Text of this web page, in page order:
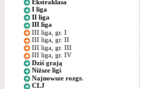
Ekstraklasa
I liga
II liga
III liga
III liga, gr. I
III liga, gr. II
III liga, gr. III
III liga, gr. IV
Dziś grają
Niższe ligi
Najnowsze rozgr.
CLJ